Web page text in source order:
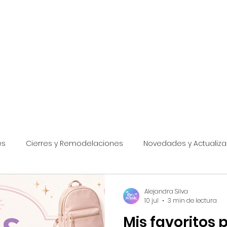
Cierres y Remodelaciones Novedades y
Promociones Disney World
Disneyland Promociones Universal Universal Studios
Mis favoritos
Alejandra Silva
10 jul
3 min de lectura